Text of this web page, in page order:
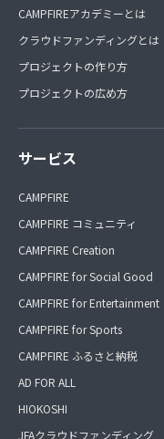
CAMPFIREアカデミーとは
クラウドファンディングとは
プロジェクトの作り方
プロジェクトの広め方
サービス
CAMPFIRE
CAMPFIRE コミュニティ
CAMPFIRE Creation
CAMPFIRE for Social Good
CAMPFIRE for Entertainment
CAMPFIRE for Sports
CAMPFIRE ふるさと納税
AD FOR ALL
HIOKOSHI
JFAクラウドファンディング